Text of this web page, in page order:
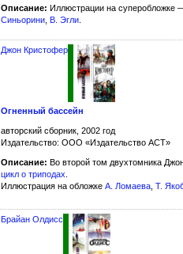
Описание: Иллюстрации на суперобложке
Синьорини В. Эгли
Джон Кристофер
Огненный бассейн
авторский сборник, 2002 год
Издательство: ООО «Издательство АСТ»
Описание: Во второй том двухтомника
цикл о триподах.
Иллюстрация на обложке А. Ломаева, Т.
Брайан Олдисс